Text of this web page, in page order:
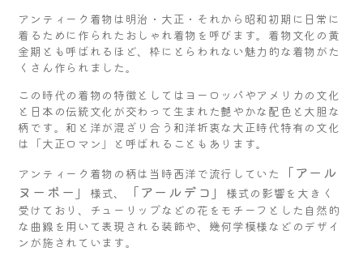
アンティーク着物は明治・大正・それから昭和初期に日常に
着るために作られたおしゃれ着物を呼びます。着物文化の黄
金期とも呼ばれるほど、枠にとらわれない魅力的な着物がた
くさん作られました。
この時代の着物の特徴としてはヨーロッパやアメリカの文化
と日本の伝統文化が交わって生まれた艶やかな配色と大胆な
柄です。和と洋が混ざり合う和洋折衷な大正時代特有の文化
は「大正ロマン」と呼ばれることもあります。
アンティーク着物の柄は当時西洋で流行していた
「アール
ヌーボー」
様式、 「アールデコ」
様式の影響を大きく
受けており、チューリップなどの花をモチーフとした自然的
な曲線を用いて表現される装飾や、幾何学模様などのデザイ
ンが施されています。